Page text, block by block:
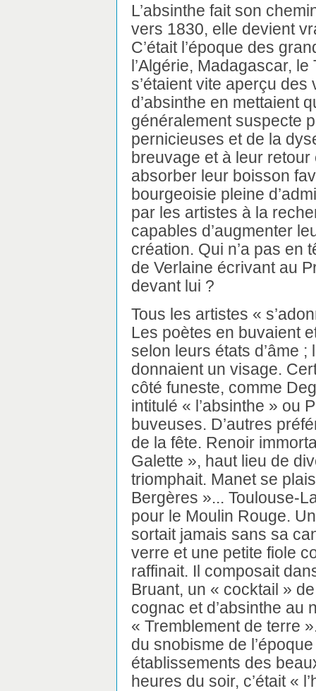
L’absinthe fait son
vers 1830, elle devient
C’était l’époque des
l’Algérie, Madagascar,
s’étaient vite aperçu
d’absinthe en mettaient
généralement suspecte
pernicieuses et de la
breuvage et à leur
absorber leur boisson
bourgeoisie pleine
par les artistes à la
capables d’augmenter
création. Qui n’a pas en
de Verlaine écrivant au
devant lui ?
Tous les artistes «
Les poètes en buvaient
selon leurs états d’âme
donnaient un visage.
côté funeste, comme
intitulé « l’absinthe » ou
buveuses. D’autres
de la fête. Renoir
Galette », haut lieu de
triomphait. Manet se
Bergères »... Toulouse-
pour le Moulin Rouge.
sortait jamais sans sa
verre et une petite fiole
raffinait. Il composait
Bruant, un « cocktail »
cognac et d’absinthe au
« Tremblement de terre
du snobisme de
établissements des
heures du soir, c’était «